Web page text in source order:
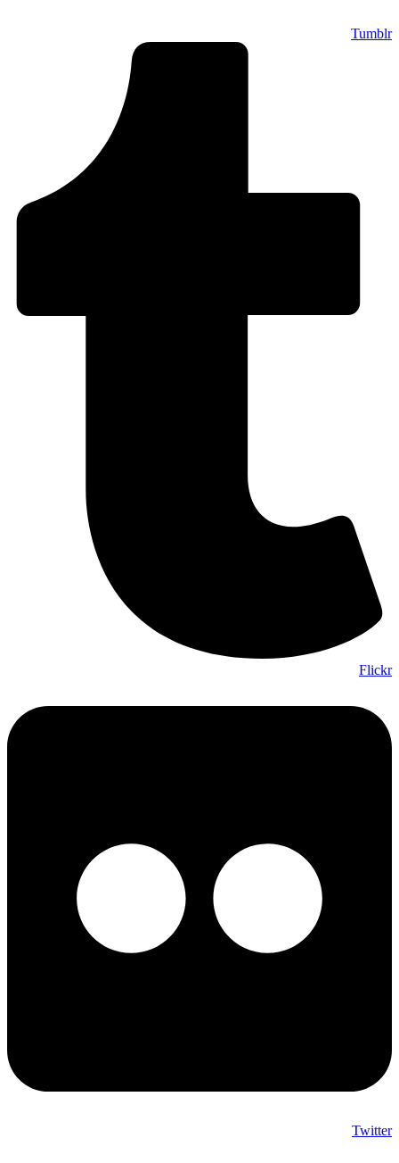
Tumblr
Flickr
Twitter